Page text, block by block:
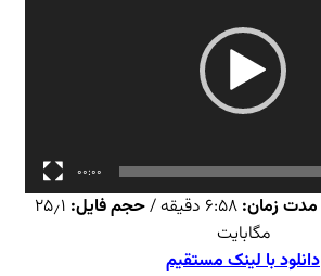
00:00
مدت زمان: حجم فایل: ۲۵٫۱
مگابایت
دانلود با لینک مستقیم